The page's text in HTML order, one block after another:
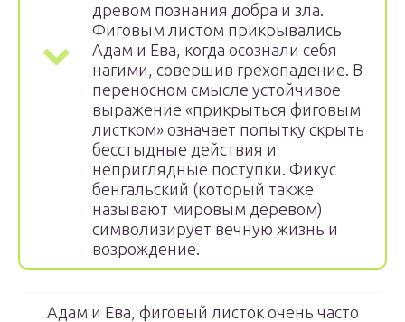
древом познания добра и зла.
Фиговым листом прикрывались
Адам и Ева, когда осознали себя
нагими, совершив грехопадение. В
переносном смысле устойчивое
выражение «прикрыться фиговым
листком» означает попытку скрыть
бесстыдные действия и
неприглядные поступки. Фикус
бенгальский (который также
называют мировым деревом)
символизирует вечную жизнь и
возрождение.
Адам и Ева, фиговый листок очень часто